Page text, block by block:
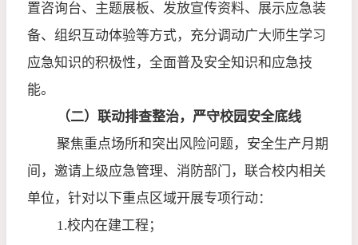
置咨询台、主题展板、发放宣传资料、展示应急装
备、组织互动体验等方式，充分调动广大师生学习
应急知识的积极性，全面普及安全知识和应急技
能。
（二）联动排查整治，严守校园安全底线
聚焦重点场所和突出风险问题，安全生产月期
间，邀请上级应急管理、消防部门，联合校内相关
单位，针对以下重点区域开展专项行动：
1.校内在建工程；